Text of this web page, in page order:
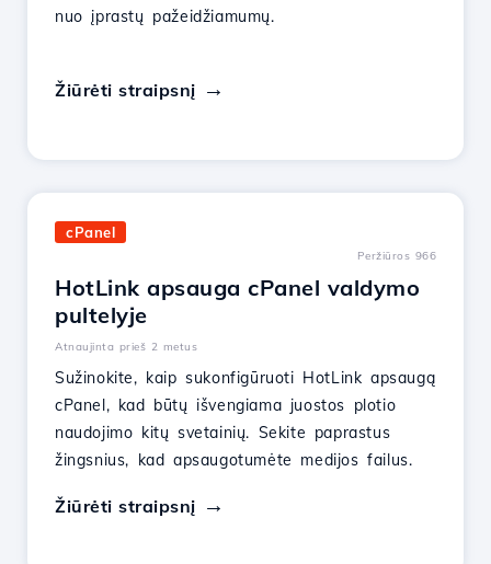
nuo įprastų pažeidžiamumų.
Žiūrėti straipsnį
cPanel
Peržiūros 966
HotLink apsauga cPanel valdymo
pultelyje
Atnaujinta prieš 2 metus
Sužinokite, kaip sukonfigūruoti HotLink apsaugą
cPanel, kad būtų išvengiama juostos plotio
naudojimo kitų svetainių. Sekite paprastus
žingsnius, kad apsaugotumėte medijos failus.
Žiūrėti straipsnį